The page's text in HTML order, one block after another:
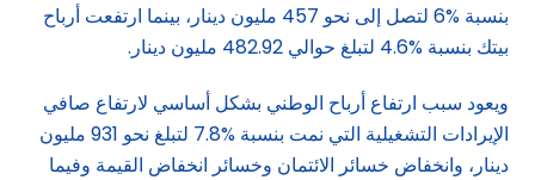
بنسبة %6 لتصل إلى نحو 457 مليون دينار، بينما ارتفعت أرباح
بيتك بنسبة %4.6 لتبلغ حوالي 482.92 مليون دينار.
ويعود سبب ارتفاع أرباح الوطني بشكل أساسي لارتفاع صافي
الإيرادات التشغيلية التي نمت بنسبة %7.8 لتبلغ نحو 931 مليون
دينار، وانخفاض خسائر الائتمان وخسائر انخفاض القيمة وفيما